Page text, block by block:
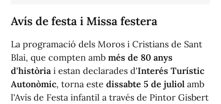
Avís de festa i Missa festera
La programació dels Moros i Cristians de Sant
Blai, que compten amb més de 80 anys
d'història i estan declarades d'Interés Turístic
Autonòmic, torna este dissabte 5 de juliol amb
l'Avís de Festa infantil a través de Pintor Gisbert